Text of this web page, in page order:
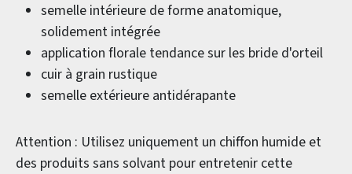
semelle intérieure de forme anatomique,
solidement intégrée
application florale tendance sur les bride d'orteil
cuir à grain rustique
semelle extérieure antidérapante
Attention : Utilisez uniquement un chiffon humide et
des produits sans solvant pour entretenir cette